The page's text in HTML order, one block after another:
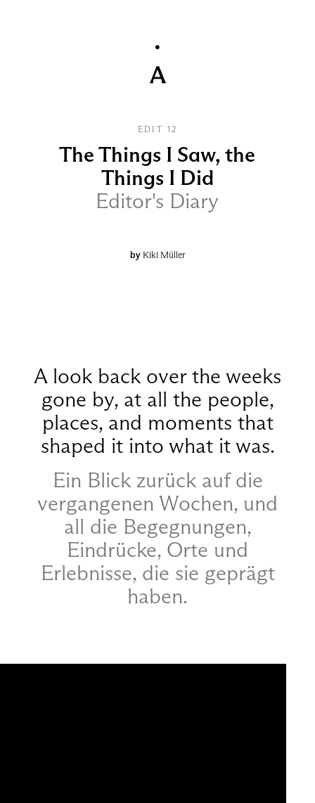
EDIT 12
The Things I Saw, the
Things I Did
Editor's Diary
by Kiki Müller
A look back over the weeks
gone by, at all the people,
places, and moments that
shaped it into what it was.
Ein Blick zurück auf die
vergangenen Wochen, und
all die Begegnungen,
Eindrücke, Orte und
Erlebnisse, die sie geprägt
haben.